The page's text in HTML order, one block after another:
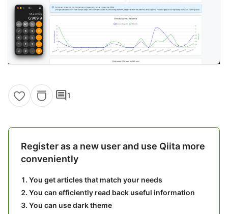
comment1
Register as a new user and use Qiita more
conveniently
You get articles that match your needs
You can efficiently read back useful information
You can use dark theme